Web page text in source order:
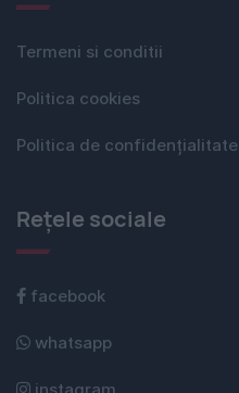
Termeni si conditii
Politica cookies
Politica de confidențialitate
Rețele sociale
facebook
whatsapp